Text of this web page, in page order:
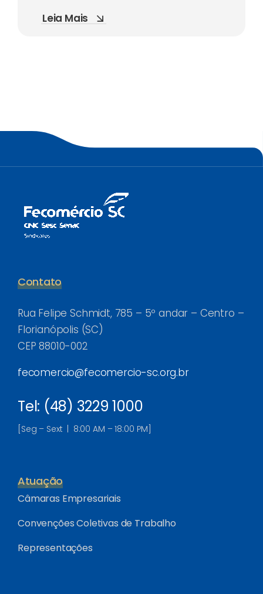
Leia Mais
Contato
Rua Felipe Schmidt, 785 – 5º andar – Centro –
Florianópolis (SC)
CEP 88010-002
fecomercio@fecomercio-sc.org.br
Tel: (48) 3229 1000
[Seg – Sext | 8:00 AM – 18:00 PM]
Atuação
Câmaras Empresariais
Convenções Coletivas de Trabalho
Representações